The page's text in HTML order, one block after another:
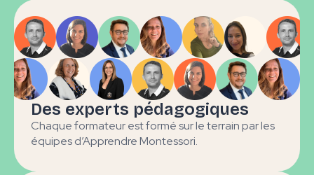
Montessori
0-3 ans
qualifiante
Vie
sensorielle
3-6 ans
pour les
Des experts pédagogiques
Chaque formateur est formé sur le terrain par les
équipes d’Apprendre Montessori.